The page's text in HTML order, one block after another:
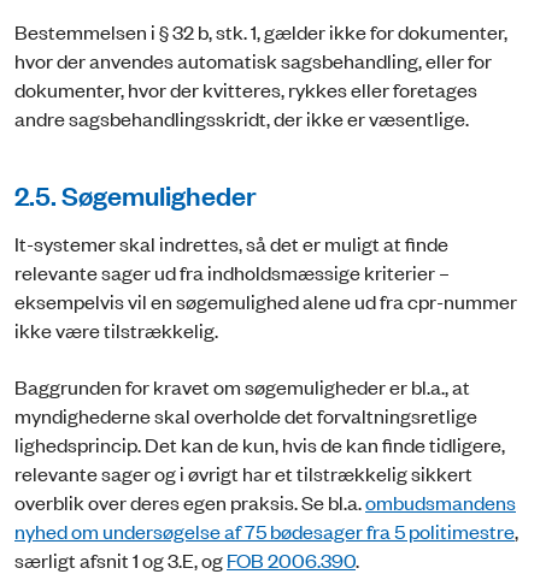
Bestemmelsen i § 32 b, stk. 1, gælder ikke for dokumenter,
hvor der anvendes automatisk sagsbehandling, eller for
dokumenter, hvor der kvitteres, rykkes eller foretages
andre sagsbehandlingsskridt, der ikke er væsentlige.
2.5. Søgemuligheder
It-systemer skal indrettes, så det er muligt at finde
relevante sager ud fra indholdsmæssige kriterier –
eksempelvis vil en søgemulighed alene ud fra cpr-nummer
ikke være tilstrækkelig.
Baggrunden for kravet om søgemuligheder er bl.a., at
myndighederne skal overholde det forvaltningsretlige
lighedsprincip. Det kan de kun, hvis de kan finde tidligere,
relevante sager og i øvrigt har et tilstrækkelig sikkert
overblik over deres egen praksis. Se bl.a.ombudsmandens
nyhed om undersøgelse af 75 bødesager fra 5 politimestre,
særligt afsnit 1 og 3.E, ogFOB 2006.390.